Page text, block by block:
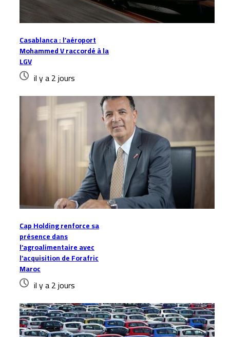
Casablanca : l’aéroport
Mohammed V raccordé à la
LGV
il y a 2 jours
Cap Holding renforce sa
présence dans
l’agroalimentaire avec
l’acquisition de Forafric
Maroc
il y a 2 jours